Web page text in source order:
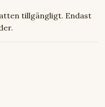
tillgängligt. Endast